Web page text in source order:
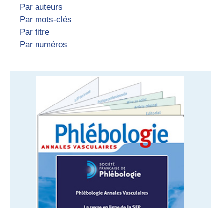
Par auteurs
Par mots-clés
Par titre
Par numéros